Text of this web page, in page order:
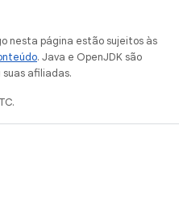
nesta página estão sujeitos às
. Java e OpenJDK são
afiliadas.